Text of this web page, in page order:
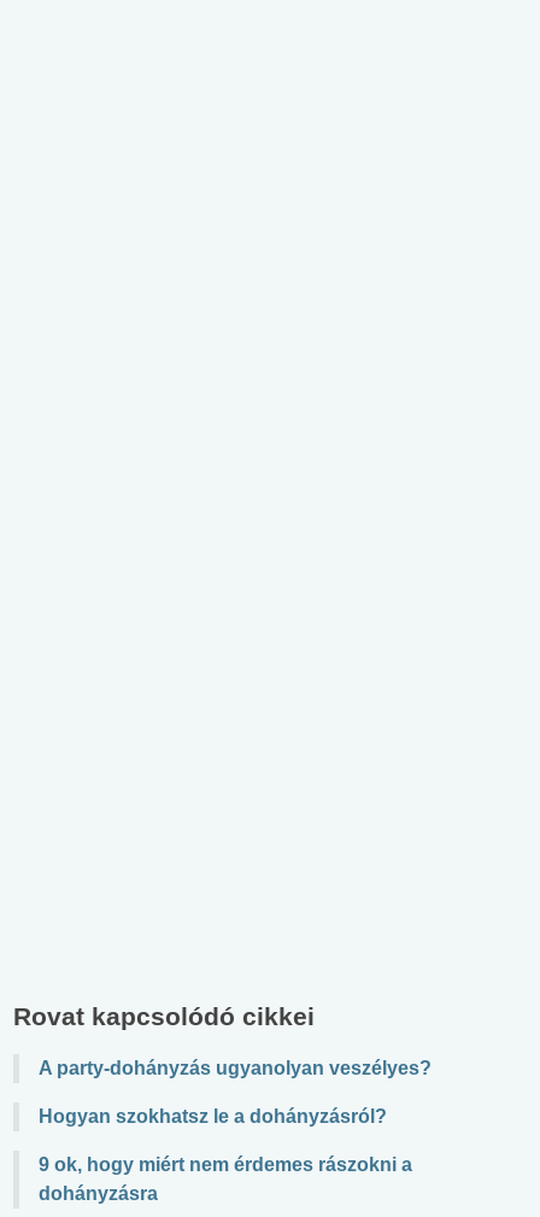
Rovat kapcsolódó cikkei
A party-dohányzás ugyanolyan veszélyes?
Hogyan szokhatsz le a dohányzásról?
9 ok, hogy miért nem érdemes rászokni a
dohányzásra